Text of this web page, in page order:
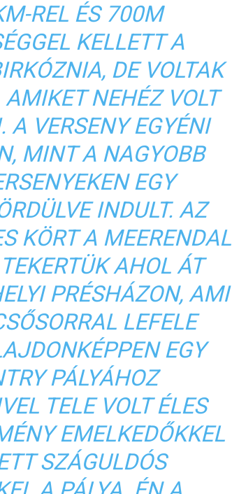
REL ÉS 700M
KELLETT A
DE VOLTAK
NEHÉZ VOLT
A VERSENY EGYÉNI
MINT A NAGYOBB
EGY
INDULT. AZ
KÖRT A MEERENDAL
AHOL ÁT
PRÉSHÁZON, AMI
LEFELE
EGY
PÁLYÁHOZ
TELE VOLT ÉLES
EMELKEDŐKKEL
SZÁGULDÓS